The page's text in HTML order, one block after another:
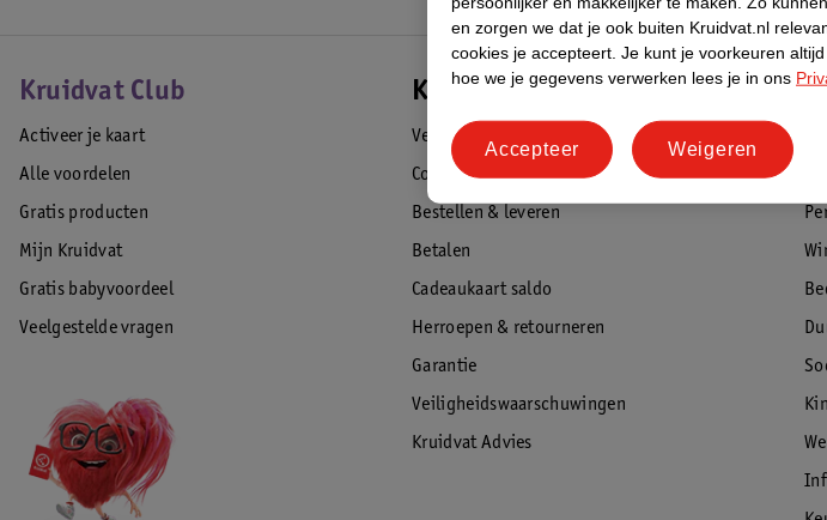
Kruidvat Club
Activeer je kaart
Alle voordelen
Gratis producten
Mijn Kruidvat
Gratis babyvoordeel
Veelgestelde vragen
Klantenservice
Veelgestelde vragen
Contact
Bestellen & leveren
Betalen
Cadeaukaart saldo
Herroepen & retourneren
Garantie
Veiligheidswaarschuwingen
Kruidvat Advies
en zorgen we dat je ook buiten Kruidvat.nl
cookies je accepteert. Je kunt je voorkeuren
hoe we je gegevens verwerken lees je in ons
Weigeren
Accepteer